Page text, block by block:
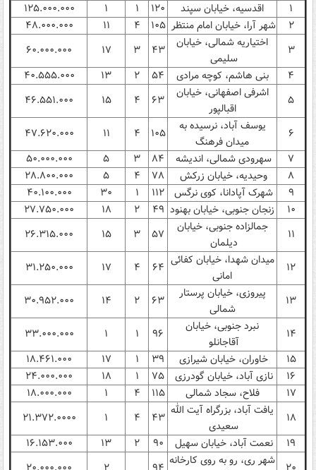
۱
اقدسیه، خیابان سپند ۱۲۰ ۱ ۱
۱۲۵.۰۰۰.۰۰۰
۲
شهر آرا، خیابان امام منتظر ۱۰۵ ۴ ۱۱
۴۸.۰۰۰.۰۰۰
۳
اختیاریه شمالی، خیابان
سلیمی
۴۳ ۳ ۱۷
۶۰.۰۰۰.۰۰۰
۴
بنی هاشم، کوچه مرادی ۵۴ ۲ ۱۳
۴۰.۵۵۵.۰۰۰
۵
اشرفی اصفهانی، خیابان
اقبالپور
۶۳ ۴ ۱۵ ۴۶.۵۵۱.۰۰۰
۶
یوسف آباد، نرسیده به
میدان فرهنگ
۱۰۵ ۴ ۱۱
۴۷.۶۲۰.۰۰۰
۷
سهرودی شمالی، اندیشه ۸۴ ۳ ۵
۵۰.۰۰۰.۰۰۰
۸
وحیدیه، خیابان زرکش ۷۸ ۴ ۵
۲۸.۸۰۰.۰۰۰
۹
شهرک آپادانا، کوی نرگس ۱۱۲ ۱ ۳۰
۴۰.۱۰۰.۰۰۰
۱۰
زنجان جنوبی، خیابان بهنود ۴۹ ۲ ۱۸
۲۷.۷۵۰.۰۰۰
۱۱
جمالزاده جنوبی، خیابان
دیلمان
۵۷ ۳ ۱۵ ۲۶.۳۱۵.۰۰۰
۱۲
میدان شهدا، خیابان کفائی
امانی
۶۴ ۴ ۱۷ ۳۱.۲۵۰.۰۰۰
۱۳
پیروزی، خیابان پرستار
شمالی
۶۳ ۲ ۱۴ ۳۰.۹۵۲.۰۰۰
۱۴
نبرد جنوبی، خیابان
آقاجانلو
۹۶ ۱ ۱
۳۳.۰۰۰.۰۰۰
۱۵
خاوران، خیابان شیرازی ۳۹ ۱ ۱۷
۱۸.۴۶۱.۰۰۰
۱۶
نازی آباد، خیابان گودرزی ۷۵ ۱ ۱۸
۲۴.۰۰۰.۰۰۰
۱۷
فلاح، سجاد شمالی ۱۱۵ ۴ ۱
۱۸.۰۰۰.۰۰۰
۱۸
یافت آباد، بزرگراه آیت الله
سعیدی
۴۳ ۴ ۱
۲۱.۳۷۲.۰۰۰۰
۱۹
نعمت آباد، خیابان سهیل ۹۰ ۲ ۱۳
۱۶.۱۵۳.۰۰۰
شهر ری، رو به روی کارخانه